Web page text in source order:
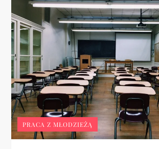
PRACA Z MŁODZIEŻĄ